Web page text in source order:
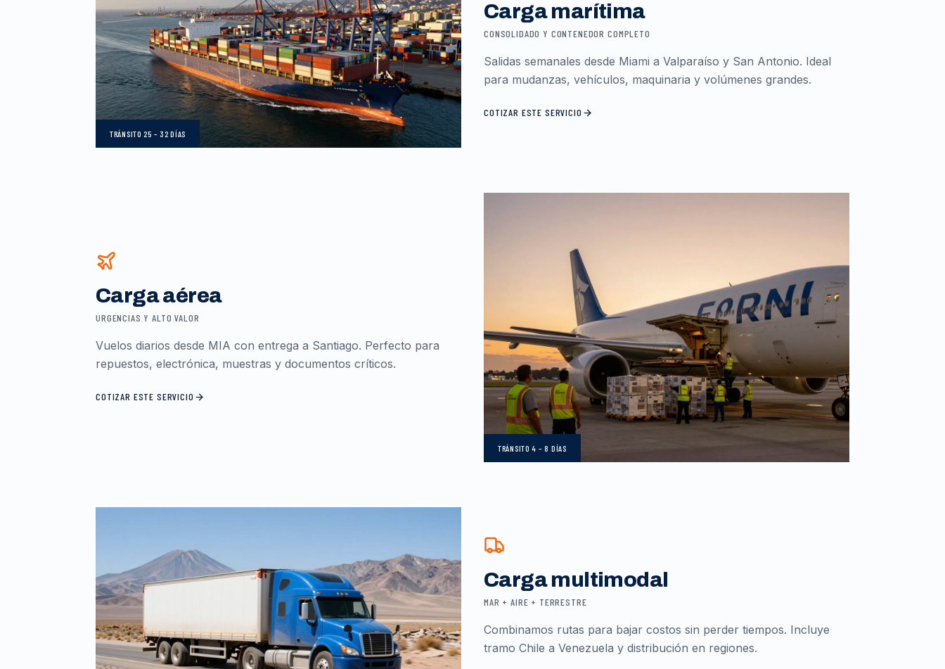
TRÁNSITO 25 – 32 DÍAS
Carga marítima
CONSOLIDADO Y CONTENEDOR COMPLETO
Salidas semanales desde Miami a Valparaíso y San Antonio. Ideal
para mudanzas, vehículos, maquinaria y volúmenes grandes.
COTIZAR ESTE SERVICIO
TRÁNSITO4 – 8 DÍAS
Carga aérea
URGENCIAS Y ALTO VALOR
Vuelos diarios desde MIA con entrega a Santiago. Perfecto para
repuestos, electrónica, muestras y documentos críticos.
COTIZAR ESTE SERVICIO
Carga multimodal
MAR + AIRE + TERRESTRE
Combinamos rutas para bajar costos sin perder tiempos. Incluye
tramo Chile a Venezuela y distribución en regiones.